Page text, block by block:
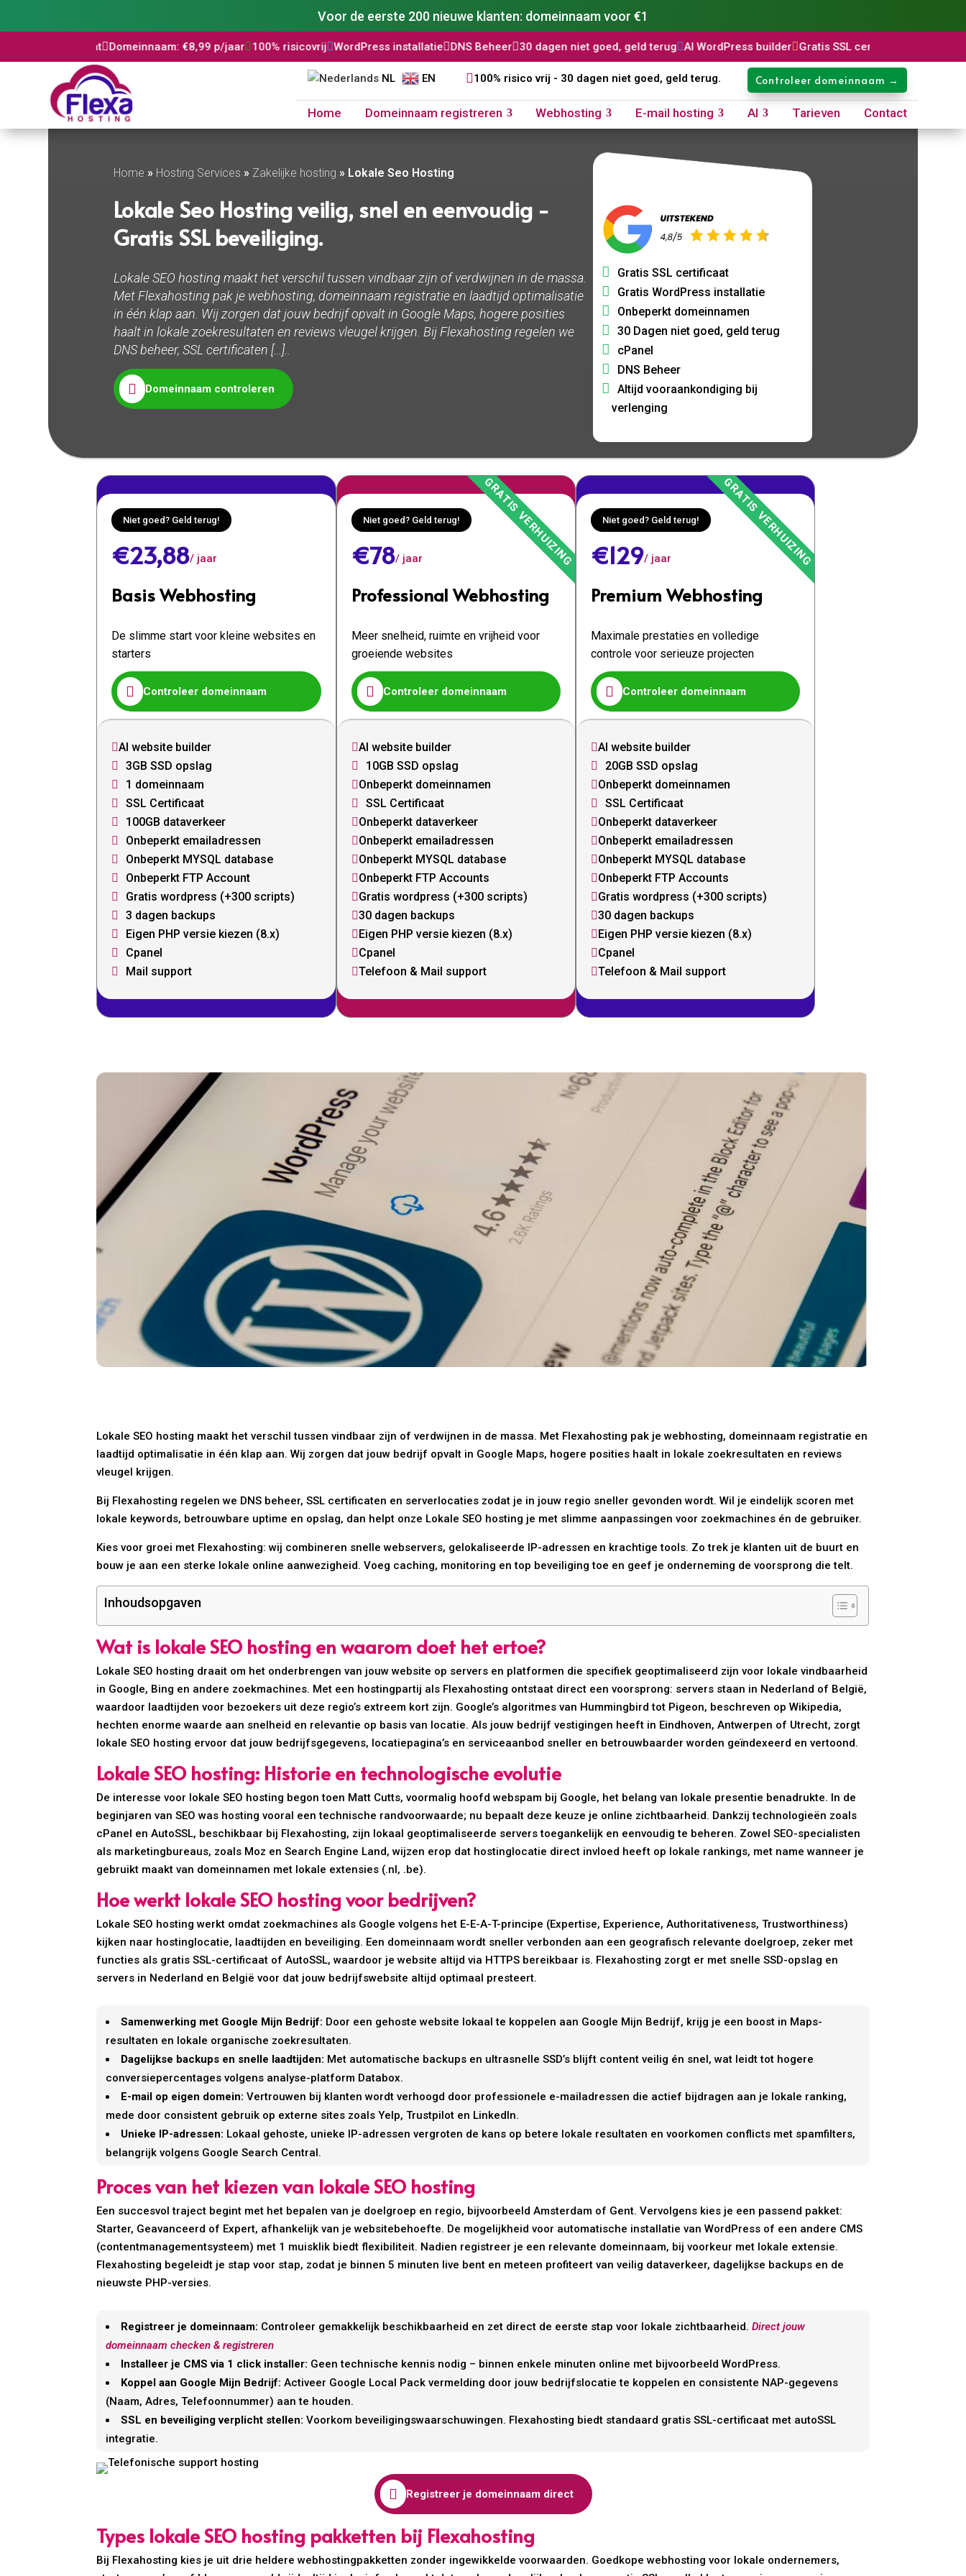
Voor de eerste 200 nieuwe klanten: domeinnaam voor €1
Domeinnaam: €8,99 p/jaar 100% risicovrijWordPress installatieDNS Beheer30 dagen niet goed, geld terugAI WordPress builderGratis SSL certificaatDomeinnaam: €8,99
NL EN 100% risico vrij - 30 dagen niet goed, geld terug. Controleer domeinnaam →
Home Domeinnaam registreren Webhosting E-mail hosting AI Tarieven Contact
Home » Hosting Services » Zakelijke hosting » Lokale Seo Hosting
Lokale Seo Hosting veilig, snel en eenvoudig -
Gratis SSL beveiliging.
Lokale SEO hosting maakt het verschil tussen vindbaar zijn of verdwijnen in de massa.
Met Flexahosting pak je webhosting, domeinnaam registratie en laadtijd optimalisatie
in één klap aan. Wij zorgen dat jouw bedrijf opvalt in Google Maps, hogere posities
haalt in lokale zoekresultaten en reviews vleugel krijgen. Bij Flexahosting regelen we
DNS beheer, SSL certificaten […]..
 Domeinnaam controleren
Gratis SSL certificaat
Gratis WordPress installatie
Onbeperkt domeinnamen
30 Dagen niet goed, geld terug
cPanel
DNS Beheer
Altijd vooraankondiging bij
verlenging
Niet goed? Geld terug!
€23,88/ jaar
Basis Webhosting
De slimme start voor kleine websites en
starters
 Controleer domeinnaam
AI website builder
 3GB SSD opslag
 1 domeinnaam
 SSL Certificaat
 100GB dataverkeer
 Onbeperkt emailadressen
 Onbeperkt MYSQL database
 Onbeperkt FTP Account
 Gratis wordpress (+300 scripts)
 3 dagen backups
 Eigen PHP versie kiezen (8.x)
 Cpanel
 Mail support
Niet goed? Geld terug!
€78/ jaar
Professional Webhosting
Meer snelheid, ruimte en vrijheid voor
groeiende websites
 Controleer domeinnaam
AI website builder
 10GB SSD opslag
Onbeperkt domeinnamen
 SSL Certificaat
Onbeperkt dataverkeer
Onbeperkt emailadressen
Onbeperkt MYSQL database
Onbeperkt FTP Accounts
Gratis wordpress (+300 scripts)
30 dagen backups
Eigen PHP versie kiezen (8.x)
Cpanel
Telefoon & Mail support
Niet goed? Geld terug!
€129/ jaar
Premium Webhosting
Maximale prestaties en volledige
controle voor serieuze projecten
 Controleer domeinnaam
AI website builder
 20GB SSD opslag
Onbeperkt domeinnamen
 SSL Certificaat
Onbeperkt dataverkeer
Onbeperkt emailadressen
Onbeperkt MYSQL database
Onbeperkt FTP Accounts
Gratis wordpress (+300 scripts)
30 dagen backups
Eigen PHP versie kiezen (8.x)
Cpanel
Telefoon & Mail support
Lokale SEO hosting maakt het verschil tussen vindbaar zijn of verdwijnen in de massa. Met Flexahosting pak je webhosting, domeinnaam registratie en
laadtijd optimalisatie in één klap aan. Wij zorgen dat jouw bedrijf opvalt in Google Maps, hogere posities haalt in lokale zoekresultaten en reviews
vleugel krijgen.
Bij Flexahosting regelen we DNS beheer, SSL certificaten en serverlocaties zodat je in jouw regio sneller gevonden wordt. Wil je eindelijk scoren met
lokale keywords, betrouwbare uptime en opslag, dan helpt onze Lokale SEO hosting je met slimme aanpassingen voor zoekmachines én de gebruiker.
Kies voor groei met Flexahosting: wij combineren snelle webservers, gelokaliseerde IP-adressen en krachtige tools. Zo trek je klanten uit de buurt en
bouw je aan een sterke lokale online aanwezigheid. Voeg caching, monitoring en top beveiliging toe en geef je onderneming de voorsprong die telt.
Inhoudsopgaven
Wat is lokale SEO hosting en waarom doet het ertoe?
Lokale SEO hosting draait om het onderbrengen van jouw website op servers en platformen die specifiek geoptimaliseerd zijn voor lokale vindbaarheid
in Google, Bing en andere zoekmachines. Met een hostingpartij als Flexahosting ontstaat direct een voorsprong: servers staan in Nederland of België,
waardoor laadtijden voor bezoekers uit deze regio’s extreem kort zijn. Google’s algoritmes van Hummingbird tot Pigeon, beschreven op Wikipedia,
hechten enorme waarde aan snelheid en relevantie op basis van locatie. Als jouw bedrijf vestigingen heeft in Eindhoven, Antwerpen of Utrecht, zorgt
lokale SEO hosting ervoor dat jouw bedrijfsgegevens, locatiepagina’s en serviceaanbod sneller en betrouwbaarder worden geïndexeerd en vertoond.
Lokale SEO hosting: Historie en technologische evolutie
De interesse voor lokale SEO hosting begon toen Matt Cutts, voormalig hoofd webspam bij Google, het belang van lokale presentie benadrukte. In de
beginjaren van SEO was hosting vooral een technische randvoorwaarde; nu bepaalt deze keuze je online zichtbaarheid. Dankzij technologieën zoals
cPanel en AutoSSL, beschikbaar bij Flexahosting, zijn lokaal geoptimaliseerde servers toegankelijk en eenvoudig te beheren. Zowel SEO-specialisten
als marketingbureaus, zoals Moz en Search Engine Land, wijzen erop dat hostinglocatie direct invloed heeft op lokale rankings, met name wanneer je
gebruikt maakt van domeinnamen met lokale extensies (.nl, .be).
Hoe werkt lokale SEO hosting voor bedrijven?
Lokale SEO hosting werkt omdat zoekmachines als Google volgens het E-E-A-T-principe (Expertise, Experience, Authoritativeness, Trustworthiness)
kijken naar hostinglocatie, laadtijden en beveiliging. Een domeinnaam wordt sneller verbonden aan een geografisch relevante doelgroep, zeker met
functies als gratis SSL-certificaat of AutoSSL, waardoor je website altijd via HTTPS bereikbaar is. Flexahosting zorgt er met snelle SSD-opslag en
servers in Nederland en België voor dat jouw bedrijfswebsite altijd optimaal presteert.
Samenwerking met Google Mijn Bedrijf: Door een gehoste website lokaal te koppelen aan Google Mijn Bedrijf, krijg je een boost in Maps-
resultaten en lokale organische zoekresultaten.
Dagelijkse backups en snelle laadtijden: Met automatische backups en ultrasnelle SSD’s blijft content veilig én snel, wat leidt tot hogere
conversiepercentages volgens analyse-platform Databox.
E-mail op eigen domein: Vertrouwen bij klanten wordt verhoogd door professionele e-mailadressen die actief bijdragen aan je lokale ranking,
mede door consistent gebruik op externe sites zoals Yelp, Trustpilot en LinkedIn.
Unieke IP-adressen: Lokaal gehoste, unieke IP-adressen vergroten de kans op betere lokale resultaten en voorkomen conflicts met spamfilters,
belangrijk volgens Google Search Central.
Proces van het kiezen van lokale SEO hosting
Een succesvol traject begint met het bepalen van je doelgroep en regio, bijvoorbeeld Amsterdam of Gent. Vervolgens kies je een passend pakket:
Starter, Geavanceerd of Expert, afhankelijk van je websitebehoefte. De mogelijkheid voor automatische installatie van WordPress of een andere CMS
(contentmanagementsysteem) met 1 muisklik biedt flexibiliteit. Nadien registreer je een relevante domeinnaam, bij voorkeur met lokale extensie.
Flexahosting begeleidt je stap voor stap, zodat je binnen 5 minuten live bent en meteen profiteert van veilig dataverkeer, dagelijkse backups en de
nieuwste PHP-versies.
Registreer je domeinnaam: Controleer gemakkelijk beschikbaarheid en zet direct de eerste stap voor lokale zichtbaarheid.Direct jouw
domeinnaam checken & registreren
Installeer je CMS via 1 click installer: Geen technische kennis nodig – binnen enkele minuten online met bijvoorbeeld WordPress.
Koppel aan Google Mijn Bedrijf: Activeer Google Local Pack vermelding door jouw bedrijfslocatie te koppelen en consistente NAP-gegevens
(Naam, Adres, Telefoonnummer) aan te houden.
SSL en beveiliging verplicht stellen: Voorkom beveiligingswaarschuwingen. Flexahosting biedt standaard gratis SSL-certificaat met autoSSL
integratie.
 Registreer je domeinnaam direct
Types lokale SEO hosting pakketten bij Flexahosting
Bij Flexahosting kies je uit drie heldere webhostingpakketten zonder ingewikkelde voorwaarden. Goedkope webhosting voor lokale ondernemers,